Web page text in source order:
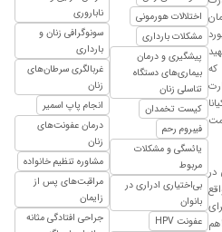
من به شدت راضیم با اینکه
خوبی داشتن
و صبورو مخترم ۱۴۰۵/۰۳/۳۰
پیدا نمیشه ۱۴۰۴/۰۹/۱۱
حاذق و دلسوز ۱۴۰۵/۰۲/۱۵
ازمایش اینا دادن الان می
بدم من راضی بودم بسیار
و مهربون ودر کارشون بسار ۱۴۰۴/۰۷/۰۲
در
اختلالات هورمونی
مشکلات بارداری
پیشگیری و درمان
بیماری‌های دستگاه
تناسلی زنان
کیست تخمدان
فیبروم رحم
یائسگی و مشکلات
مربوط
بی‌اختیاری ادراری در
بانوان
عفونت HPV
ناباروری
سونوگرافی زنان و
بارداری
غربالگری سرطان‌های
زنان
انجام پاپ اسمیر
درمان عفونت‌های
زنان
مشاوره تنظیم خانواده
مراقبت‌های پس از
زایمان
جراحی افتادگی مثانه